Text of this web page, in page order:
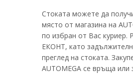
Стоката можете да
място от магазина на
по избран от Вас куриер.
ЕКОНТ, като
преглед на стоката.
AUTOMEGA се връща или